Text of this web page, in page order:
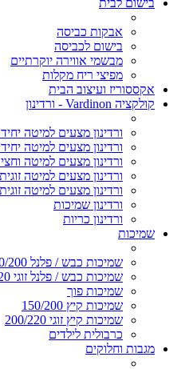
אבקות כביסה
בישום לכביסה
מבשמי אווירה יוקרתיים
מפיצי ריח מקלות
אקססוריז ועיצוב הבית
קולקציה Vardinon - ורדינון
ורדינון מצעים למיטה יחיד
ורדינון מצעים למיטה יחיד 90/200
ורדינון מצעים למיטה וחצי דיסני
ורדינון מצעים למיטה זוגית 160/200
ורדינון מצעים למיטה זוגית
ורדינון שמיכות
ורדינון כריות
שמיכות
שמיכות כבש / פלנל 150/200
שמיכות כבש / פלנל זוגי 200/220
שמיכות פוך
שמיכות קיץ 150/200
שמיכות קיץ זוגי 200/220
כרבולית לילדים
מגבות וחלוקים